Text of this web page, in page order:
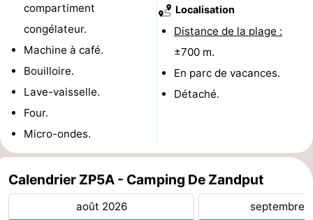
mini-
bien-
Nature
guidées
Sports
Piscines
-
Faire
-
compartiment
congélateur.
Machine à café.
Bouilloire.
Lave-vaisselle.
Four.
Micro-ondes.
Localisation
Distance de la plage :
±700 m.
En parc de vacances.
Détaché.
Calendrier ZP5A - Camping De Zandput
août 2026 septembre